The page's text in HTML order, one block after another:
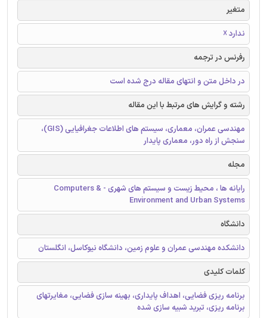
متغیر
ندارد ☓
رفرنس در ترجمه
در داخل متن و انتهای مقاله درج شده است
رشته و گرایش های مرتبط با این مقاله
مهندسی عمران، معماری، سیستم های اطلاعات جغرافیایی (GIS)،
سنجش از راه دور، معماری پایدار
مجله
رایانه ها ، محیط زیست و سیستم های شهری - Computers &
Environment and Urban Systems
دانشگاه
دانشکده مهندسی عمران و علوم زمین، دانشگاه نیوکاسل، انگلستان
کلمات کلیدی
برنامه ریزی فضایی، اهداف پایداری، بهینه سازی فضایی، مغایرتهای
برنامه ریزی، تبرید شبیه سازی شده